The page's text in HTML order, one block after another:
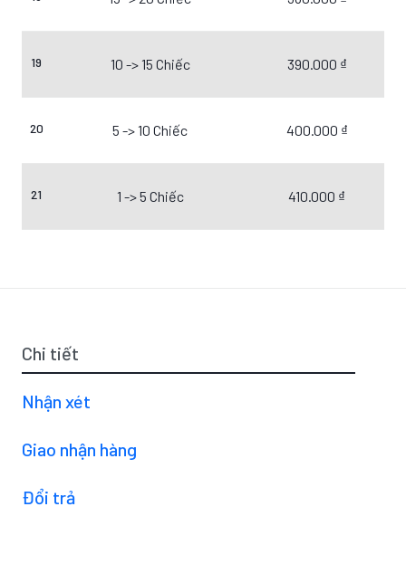
19 10 -> 15 Chiếc 390.000 ₫
20 5 -> 10 Chiếc 400.000 ₫
21 1 -> 5 Chiếc 410.000 ₫
Chi tiết
Nhận xét
Giao nhận hàng
Đổi trả